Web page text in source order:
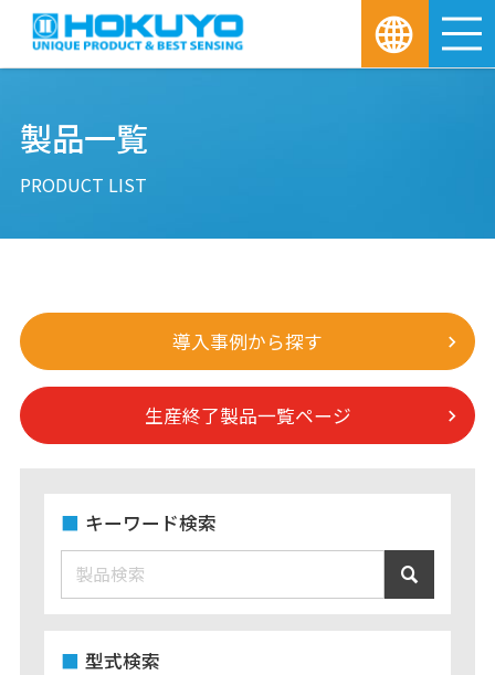
製品一覧
PRODUCT LIST
導入事例から探す
生産終了製品一覧ページ
キーワード検索
型式検索